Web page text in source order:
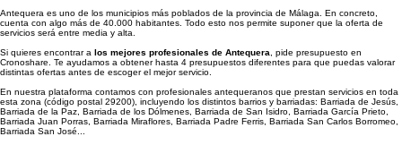
Antequera es uno de los municipios más poblados de la provincia de Málaga. En concreto,
cuenta con algo más de 40.000 habitantes. Todo esto nos permite suponer que la oferta de
servicios será entre media y alta.
Si quieres encontrar a los mejores profesionales de Antequera , pide presupuesto en
Cronoshare. Te ayudamos a obtener hasta 4 presupuestos diferentes para que puedas valorar
distintas ofertas antes de escoger el mejor servicio.
En nuestra plataforma contamos con profesionales antequeranos que prestan servicios en toda
esta zona (código postal 29200), incluyendo los distintos barrios y barriadas: Barriada de Jesús,
Barriada de la Paz, Barriada de los Dólmenes, Barriada de San Isidro, Barriada García Prieto,
Barriada Juan Porras, Barriada Miraflores, Barriada Padre Ferris, Barriada San Carlos Borromeo,
Barriada San José...